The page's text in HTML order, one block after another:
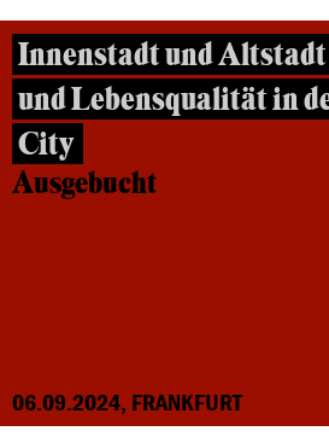
Innenstadt und
und Lebensqualität in
City
Ausgebucht
06.09.2024, FRANKFURT